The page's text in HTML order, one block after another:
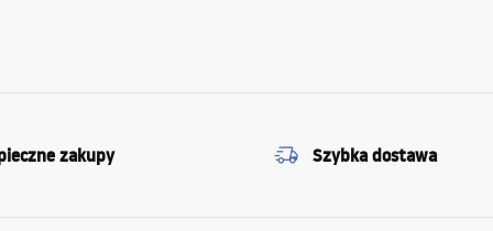
zakupy Szybka dostawa